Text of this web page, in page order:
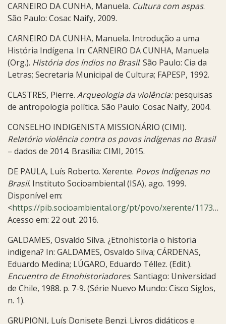
CARNEIRO DA CUNHA, Manuela. Cultura com aspas.
São Paulo: Cosac Naify, 2009.
CARNEIRO DA CUNHA, Manuela. Introdução a uma
História Indígena. In: CARNEIRO DA CUNHA, Manuela
(Org.). História dos índios no Brasil. São Paulo: Cia da
Letras; Secretaria Municipal de Cultura; FAPESP, 1992.
CLASTRES, Pierre. Arqueologia da violência:pesquisas
de antropologia política. São Paulo: Cosac Naify, 2004.
CONSELHO INDIGENISTA MISSIONÁRIO (CIMI).
Relatório violência contra os povos indígenas no Brasil
– dados de 2014. Brasília: CIMI, 2015.
DE PAULA, Luís Roberto. Xerente. Povos Indígenas no
Brasil. Instituto Socioambiental (ISA), ago. 1999.
Disponível em:
<https://pib.socioambiental.org/pt/povo/xerente/1173>.
Acesso em: 22 out. 2016.
GALDAMES, Osvaldo Silva. ¿Etnohistoria o historia
indigena? In: GALDAMES, Osvaldo Silva; CÁRDENAS,
Eduardo Medina; LÚGARO, Eduardo Téllez. (Edit.).
Encuentro de Etnohistoriadores. Santiago: Universidad
de Chile, 1988. p. 7-9. (Série Nuevo Mundo: Cisco Siglos,
n. 1).
GRUPIONI, Luís Donisete Benzi. Livros didáticos e